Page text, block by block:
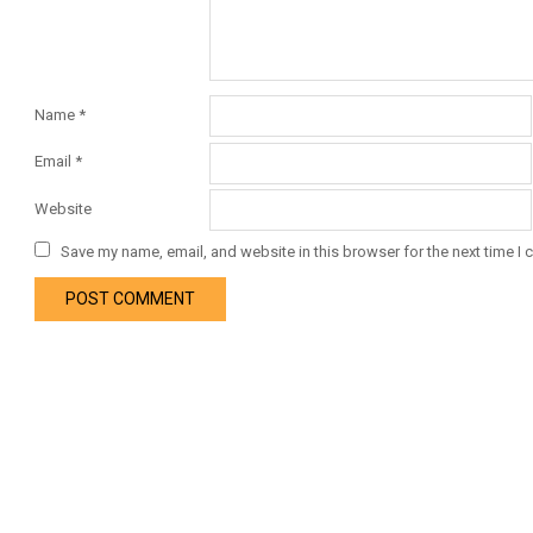
Name *
Email *
Website
Save my name, email, and website in this browser for the next time I